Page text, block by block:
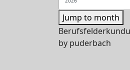
Jump to month
by puderbach